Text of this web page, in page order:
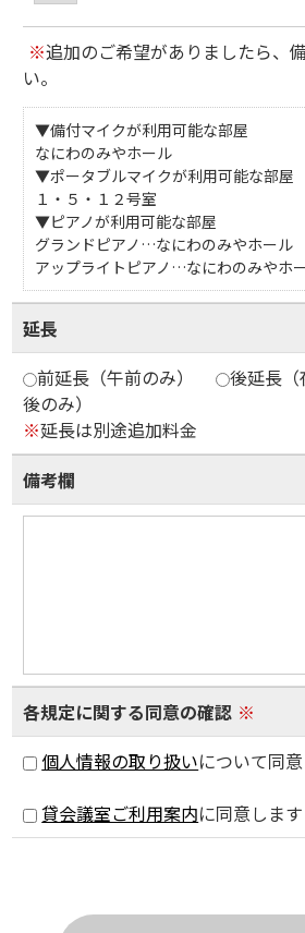
※追加のご希望がありましたら、
い。
▼備付マイクが利用可能な部屋
なにわのみやホール
▼ポータブルマイクが利用可能な部屋
１・５・１２号室
▼ピアノが利用可能な部屋
グランドピアノ…なにわのみやホール
アップライトピアノ…なにわのみやホ
延長
前延長（午前のみ）
後延長
後のみ）
※延長は別途追加料金
備考欄
各規定に関する同意の確認 ※
個人情報の取り扱いについて同
貸会議室ご利用案内に同意しま